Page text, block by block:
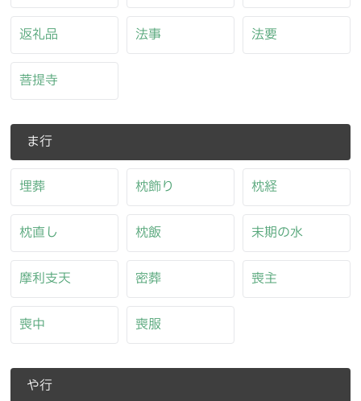
返礼品 法事 法要
菩提寺
ま行
埋葬 枕飾り 枕経
枕直し 枕飯 末期の水
摩利支天 密葬 喪主
喪中 喪服
や行